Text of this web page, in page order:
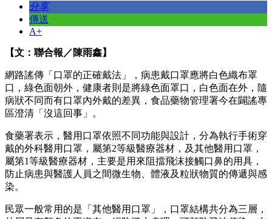
分享
傳送
A+
【文：聯合報／陳雨鑫】
網路謠傳「口罩的正確戴法」，病患戴口罩應將白色織布罩
口，綠色面朝外，健康者則是將綠色面罩口，白色面在外，隨
病狀不同而有口罩內外戴的差異，食品藥物管理署今在闢謠專
區澄清「沒這回事」。
食藥署表示，醫用口罩依照不同功能與設計，分為執行手術穿
戴的外科醫用口罩，屬第2等級醫療器材，及其他醫用口罩，
屬第1等級醫療器材，主要是用來阻擋飛沫接觸口鼻的用具，
防止病患與醫護人員之間微生物、體液及粒狀物質的傳遞與感
染。
民眾一般常用的是「其他醫用口罩」，口罩結構共分為三層，